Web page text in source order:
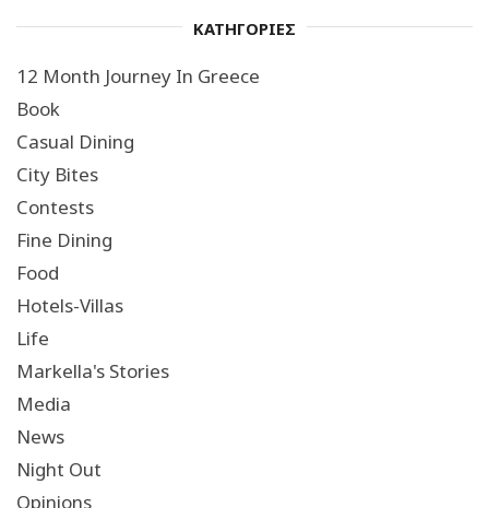
ΚΑΤΗΓΟΡΙΕΣ
12 Month Journey In Greece
Book
Casual Dining
City Bites
Contests
Fine Dining
Food
Hotels-Villas
Life
Markella's Stories
Media
News
Night Out
Opinions